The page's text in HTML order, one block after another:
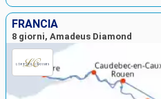
FRANCIA
8 giorni, Amadeus Diamond